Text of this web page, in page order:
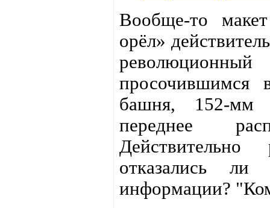
Вообще-то
орёл»
просочившимся
башня, 152-мм
переднее
отказались
информации?